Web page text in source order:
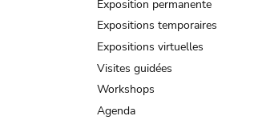
Exposition permanente
Expositions temporaires
Expositions virtuelles
Visites guidées
Workshops
Agenda